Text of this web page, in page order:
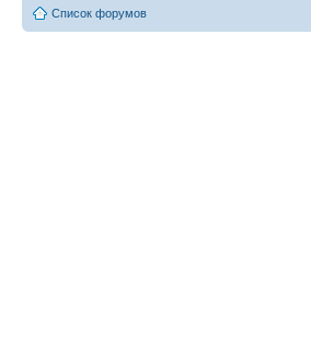
Список форумов